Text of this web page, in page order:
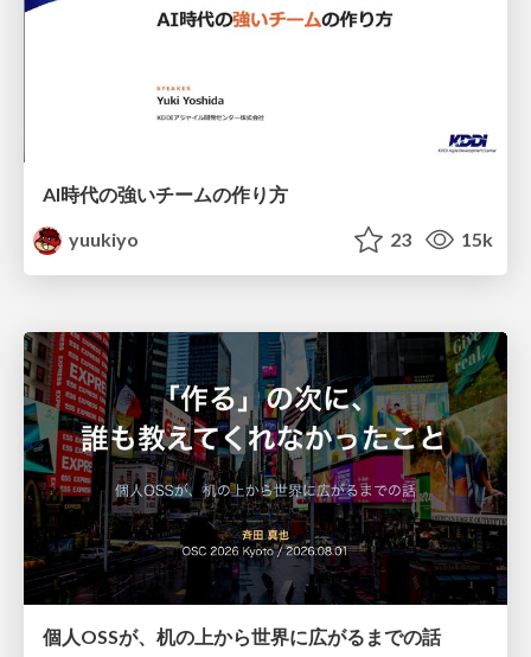
AI時代の強いチームの作り方
yuukiyo
23 15k
個人OSSが、机の上から世界に広がるまでの話